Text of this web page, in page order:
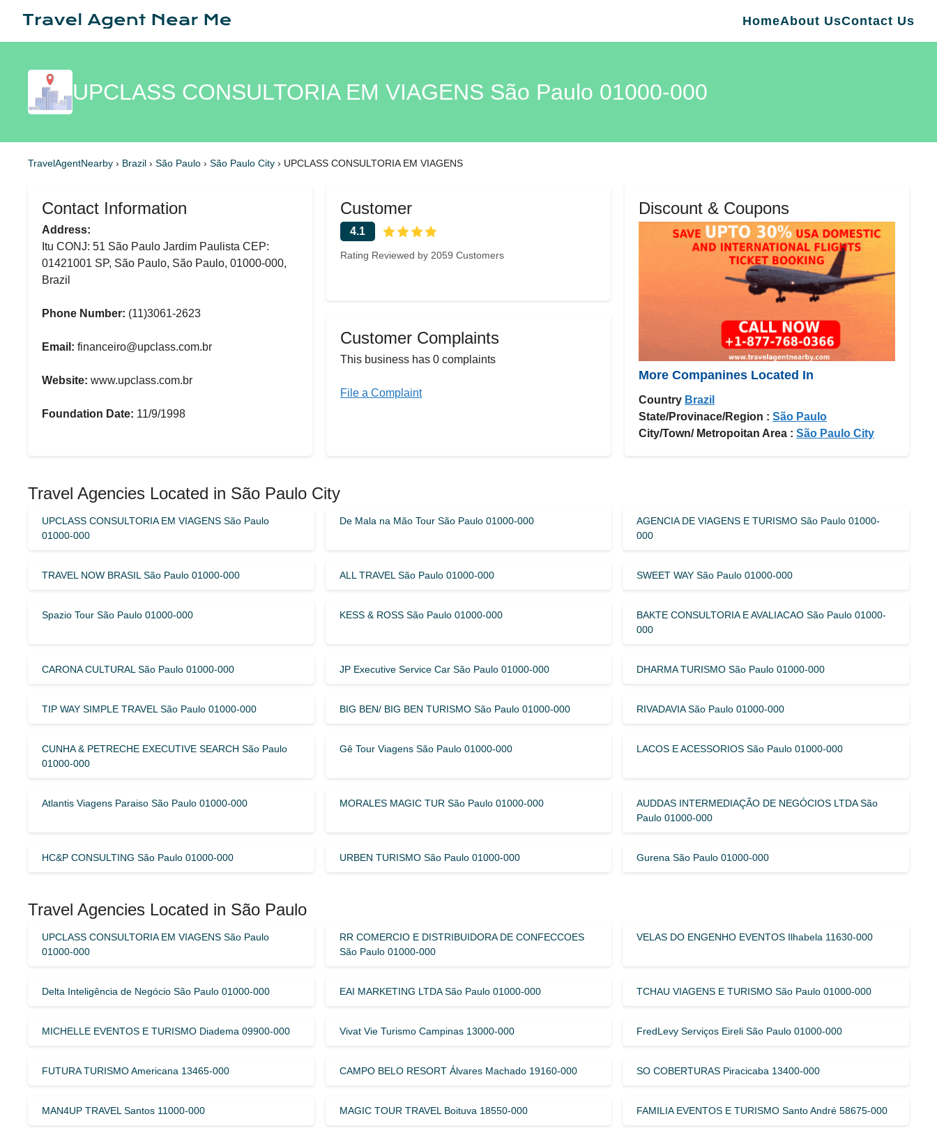
HomeAbout UsContact Us
UPCLASS CONSULTORIA EM VIAGENS São Paulo 01000-000
TravelAgentNearby › Brazil › São Paulo › São Paulo City › UPCLASS CONSULTORIA EM VIAGENS
Contact Information
Address:
Itu CONJ: 51 São Paulo Jardim Paulista CEP:
01421001 SP, São Paulo, São Paulo, 01000-000,
Brazil
Phone Number: (11)3061-2623
Email: financeiro@upclass.com.br
Website: www.upclass.com.br
Foundation Date: 11/9/1998
Customer
4.1
Rating Reviewed by 2059 Customers
Customer Complaints
This business has 0 complaints
File a Complaint
Discount & Coupons
More Companines Located In
Country Brazil
State/Provinace/Region : São Paulo
City/Town/ Metropoitan Area : São Paulo City
Travel Agencies Located in São Paulo City
UPCLASS CONSULTORIA EM VIAGENS São Paulo
01000-000
De Mala na Mão Tour São Paulo 01000-000
AGENCIA DE VIAGENS E TURISMO São Paulo 01000-
000
TRAVEL NOW BRASIL São Paulo 01000-000 ALL TRAVEL São Paulo 01000-000 SWEET WAY São Paulo 01000-000
Spazio Tour São Paulo 01000-000 KESS & ROSS São Paulo 01000-000
BAKTE CONSULTORIA E AVALIACAO São Paulo 01000-
000
CARONA CULTURAL São Paulo 01000-000 JP Executive Service Car São Paulo 01000-000 DHARMA TURISMO São Paulo 01000-000
TIP WAY SIMPLE TRAVEL São Paulo 01000-000 BIG BEN/ BIG BEN TURISMO São Paulo 01000-000 RIVADAVIA São Paulo 01000-000
CUNHA & PETRECHE EXECUTIVE SEARCH São Paulo
01000-000
Gê Tour Viagens São Paulo 01000-000 LACOS E ACESSORIOS São Paulo 01000-000
Atlantis Viagens Paraiso São Paulo 01000-000 MORALES MAGIC TUR São Paulo 01000-000
AUDDAS INTERMEDIAÇÃO DE NEGÓCIOS LTDA São
Paulo 01000-000
HC&P CONSULTING São Paulo 01000-000 URBEN TURISMO São Paulo 01000-000 Gurena São Paulo 01000-000
Travel Agencies Located in São Paulo
UPCLASS CONSULTORIA EM VIAGENS São Paulo
01000-000
RR COMERCIO E DISTRIBUIDORA DE CONFECCOES
São Paulo 01000-000
VELAS DO ENGENHO EVENTOS Ilhabela 11630-000
Delta Inteligência de Negócio São Paulo 01000-000 EAI MARKETING LTDA São Paulo 01000-000 TCHAU VIAGENS E TURISMO São Paulo 01000-000
MICHELLE EVENTOS E TURISMO Diadema 09900-000 Vivat Vie Turismo Campinas 13000-000 FredLevy Serviços Eireli São Paulo 01000-000
FUTURA TURISMO Americana 13465-000 CAMPO BELO RESORT Álvares Machado 19160-000 SO COBERTURAS Piracicaba 13400-000
MAN4UP TRAVEL Santos 11000-000 MAGIC TOUR TRAVEL Boituva 18550-000 FAMILIA EVENTOS E TURISMO Santo André 58675-000